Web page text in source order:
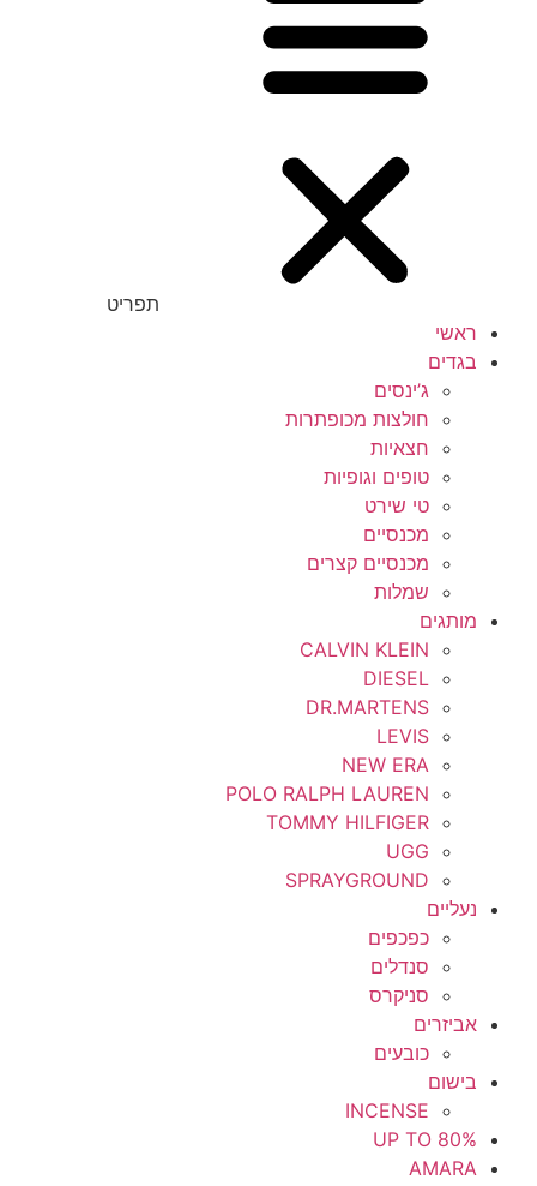
תפריט
ראשי
בגדים
ג’ינסים
חולצות מכופתרות
חצאיות
טופים וגופיות
טי שירט
מכנסיים
מכנסיים קצרים
שמלות
מותגים
CALVIN KLEIN
DIESEL
DR.MARTENS
LEVIS
NEW ERA
POLO RALPH LAUREN
TOMMY HILFIGER
UGG
SPRAYGROUND
נעליים
כפכפים
סנדלים
סניקרס
אביזרים
כובעים
בישום
INCENSE
UP TO 80%
AMARA